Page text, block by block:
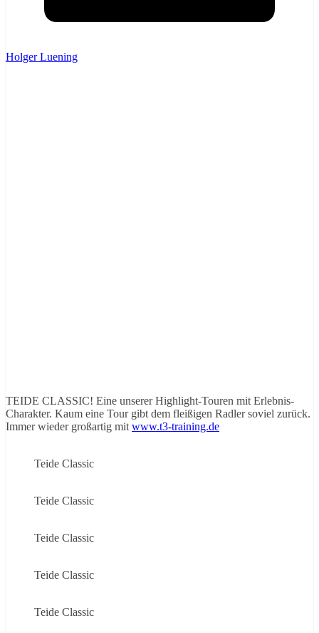
Holger Luening
TEIDE CLASSIC! Eine unserer Highlight-Touren mit Erlebnis-
Charakter. Kaum eine Tour gibt dem fleißigen Radler soviel zurück.
Immer wieder großartig mit www.t3-training.de
Teide Classic
Teide Classic
Teide Classic
Teide Classic
Teide Classic